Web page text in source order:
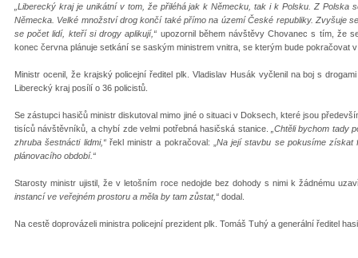
„Liberecký kraj je unikátní v tom, že přiléhá jak k Německu, tak i k Polsku. Z
Německa. Velké množství drog končí také přímo na území České republiky. Zvyšuje
se počet lidí, kteří si drogy aplikují,“ upozornil během návštěvy Chovanec s tím, že
konec června plánuje setkání se saským ministrem vnitra, se kterým bude pokračovat
Ministr ocenil, že krajský policejní ředitel plk. Vladislav Husák vyčlenil na boj s
Liberecký kraj posílí o 36 policistů.
Se zástupci hasičů ministr diskutoval mimo jiné o situaci v Doksech, které jsou
tisíců návštěvníků, a chybí zde velmi potřebná hasičská stanice.
„Chtěli bychom tady
zhruba šestnácti lidmi,“řekl ministr a pokračoval: „ Na její stavbu se pokusíme získat
plánovacího období.“
Starosty ministr ujistil, že v letošním roce nedojde bez dohody s nimi k žádnému
instancí ve veřejném prostoru a měla by tam zůstat,“ dodal.
Na cestě doprovázeli ministra policejní prezident plk. Tomáš Tuhý a generální ředitel